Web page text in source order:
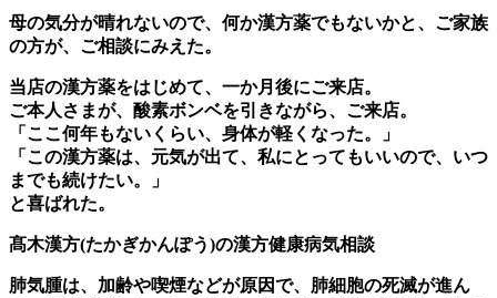
母の気分が晴れないので、何か漢方薬でもないかと、ご家族
の方が、ご相談にみえた。
当店の漢方薬をはじめて、一か月後にご来店。
ご本人さまが、酸素ボンベを引きながら、ご来店。
「ここ何年もないくらい、身体が軽くなった。」
「この漢方薬は、元気が出て、私にとってもいいので、いつ
までも続けたい。」
と喜ばれた。
髙木漢方(たかぎかんぽう)の漢方健康病気相談
肺気腫は、加齢や喫煙などが原因で、肺細胞の死滅が進ん